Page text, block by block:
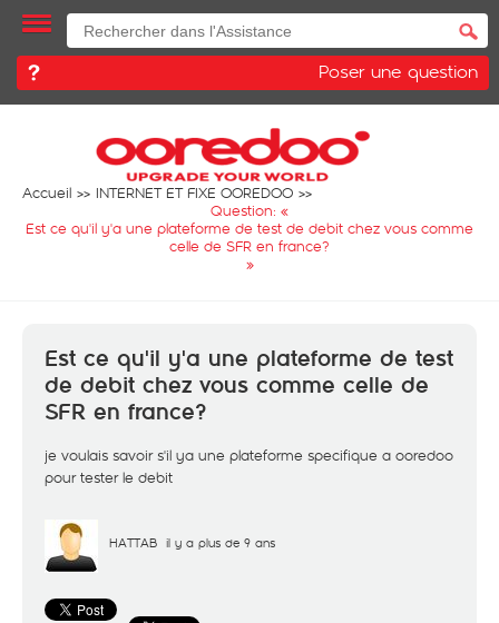
Poser une question
Accueil
INTERNET ET FIXE OOREDOO
Question: «
Est ce qu'il y'a une plateforme de test de debit chez vous comme
celle de SFR en france?
»
Est ce qu'il y'a une plateforme de test
de debit chez vous comme celle de
SFR en france?
je voulais savoir s'il ya une plateforme specifique a ooredoo
pour tester le debit
HATTAB il y a plus de 9 ans